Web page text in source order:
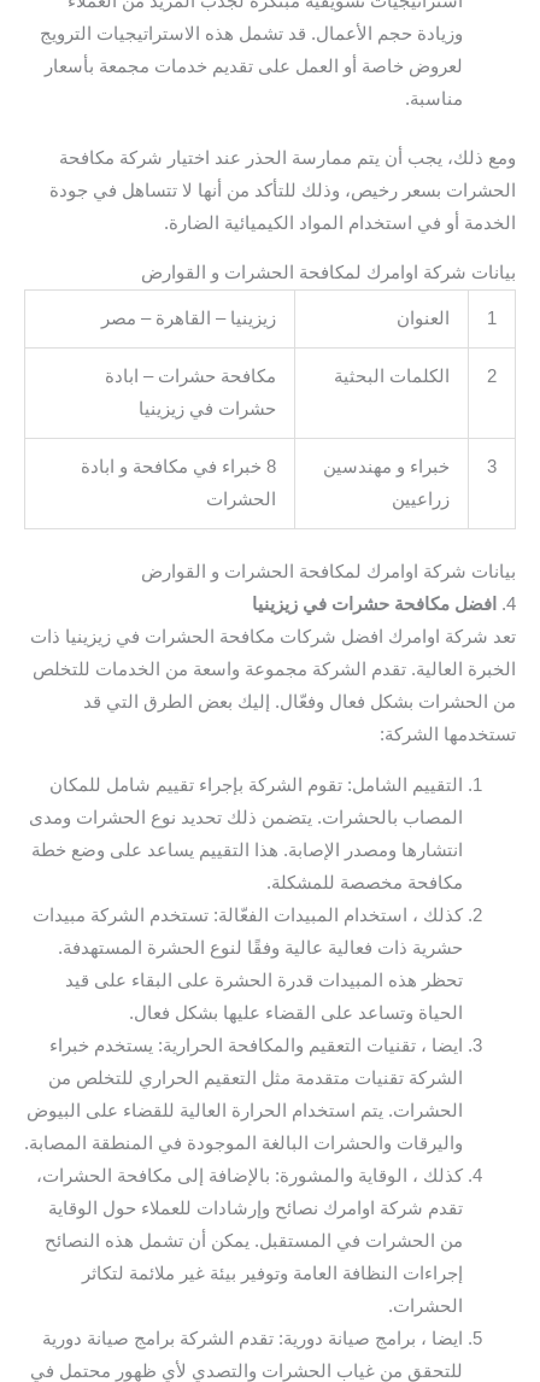
وزيادة حجم الأعمال. قد تشمل هذه الاستراتيجيات الترويج
لعروض خاصة أو العمل على تقديم خدمات مجمعة بأسعار
مناسبة.
ومع ذلك، يجب أن يتم ممارسة الحذر عند اختيار شركة مكافحة
الحشرات بسعر رخيص، وذلك للتأكد من أنها لا تتساهل في جودة
الخدمة أو في استخدام المواد الكيميائية الضارة.
بيانات شركة اوامرك لمكافحة الحشرات و القوارض
1 العنوان زيزينيا – القاهرة – مصر
2 الكلمات البحثية
مكافحة حشرات – ابادة
حشرات في زيزينيا
3
خبراء و مهندسين
زراعيين
8 خبراء في مكافحة و ابادة
الحشرات
بيانات شركة اوامرك لمكافحة الحشرات و القوارض
4.
افضل مكافحة حشرات في زيزينيا
تعد شركة اوامرك افضل شركات مكافحة الحشرات في زيزينيا ذات
الخبرة العالية. تقدم الشركة مجموعة واسعة من الخدمات للتخلص
من الحشرات بشكل فعال وفعّال. إليك بعض الطرق التي قد
تستخدمها الشركة:
التقييم الشامل: تقوم الشركة بإجراء تقييم شامل للمكان
المصاب بالحشرات. يتضمن ذلك تحديد نوع الحشرات ومدى
انتشارها ومصدر الإصابة. هذا التقييم يساعد على وضع خطة
مكافحة مخصصة للمشكلة.
كذلك ، استخدام المبيدات الفعّالة: تستخدم الشركة مبيدات
حشرية ذات فعالية عالية وفقًا لنوع الحشرة المستهدفة.
تحظر هذه المبيدات قدرة الحشرة على البقاء على قيد
الحياة وتساعد على القضاء عليها بشكل فعال.
ايضا ، تقنيات التعقيم والمكافحة الحرارية: يستخدم خبراء
الشركة تقنيات متقدمة مثل التعقيم الحراري للتخلص من
الحشرات. يتم استخدام الحرارة العالية للقضاء على البيوض
واليرقات والحشرات البالغة الموجودة في المنطقة المصابة.
كذلك ، الوقاية والمشورة: بالإضافة إلى مكافحة الحشرات،
تقدم شركة اوامرك نصائح وإرشادات للعملاء حول الوقاية
من الحشرات في المستقبل. يمكن أن تشمل هذه النصائح
إجراءات النظافة العامة وتوفير بيئة غير ملائمة لتكاثر
الحشرات.
ايضا ، برامج صيانة دورية: تقدم الشركة برامج صيانة دورية
للتحقق من غياب الحشرات والتصدي لأي ظهور محتمل في